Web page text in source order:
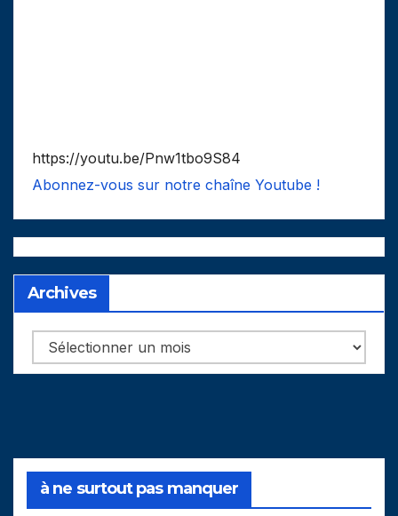
https://youtu.be/Pnw1tbo9S84
Abonnez-vous sur notre chaîne Youtube !
Archives
Archives
à ne surtout pas manquer